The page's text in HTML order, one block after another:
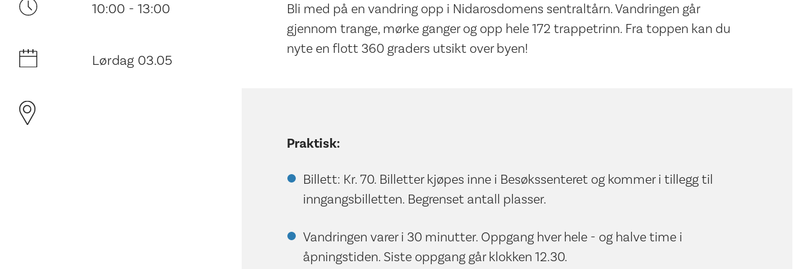
10:00 - 13:00
Lørdag 03.05
Bli med på en vandring opp i Nidarosdomens sentraltårn. Vandringen går
gjennom trange, mørke ganger og opp hele 172 trappetrinn. Fra toppen kan du
nyte en flott 360 graders utsikt over byen!
Praktisk:
Billett: Kr. 70. Billetter kjøpes inne i Besøkssenteret og kommer i tillegg til
inngangsbilletten. Begrenset antall plasser.
Vandringen varer i 30 minutter. Oppgang hver hele - og halve time i
åpningstiden. Siste oppgang går klokken 12.30.